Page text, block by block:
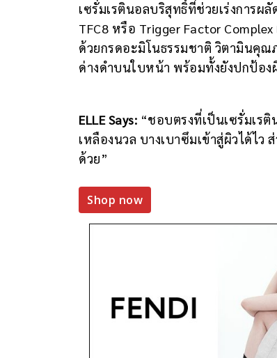
เซรั่มเรตินอลบริสุทธิ์ที่ช่วยเร่งการผ
TFC8 หรือ Trigger Factor
ด้วยกรดอะมิโนธรรมชาติ วิตามินคุณ
ด่างดำบนใบหน้า พร้อมทั้งยังปกป้อง
ELLE Says: “ชอบตรงที่เป็นเซรั่มเร
เหลืองนวล บางเบาซึมเข้าสู่ผิวได้ไว
ด้วย”
Shop now